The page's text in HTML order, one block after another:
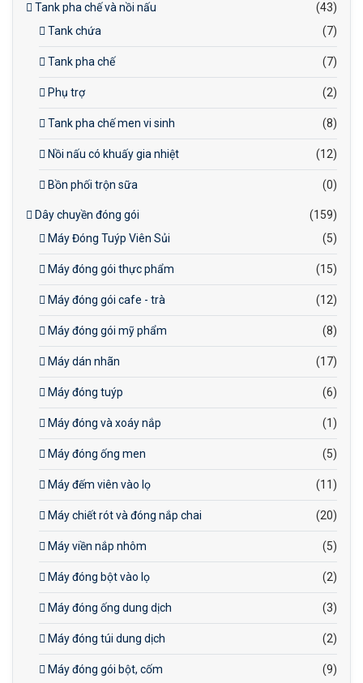
Tank pha chế và nồi nấu
(43)
Tank chứa
(7)
Tank pha chế (7)
Phụ trợ (2)
Tank pha chế men vi sinh (8)
Nồi nấu có khuấy gia nhiệt (12)
Bồn phối trộn sữa (0)
Dây chuyền đóng gói
(159)
Máy Đóng Tuýp Viên Sủi
(5)
Máy đóng gói thực phẩm (15)
Máy đóng gói cafe - trà (12)
Máy đóng gói mỹ phẩm (8)
Máy dán nhãn (17)
Máy đóng tuýp (6)
Máy đóng và xoáy nắp (1)
Máy đóng ống men (5)
Máy đếm viên vào lọ (11)
Máy chiết rót và đóng nắp chai (20)
Máy viền nắp nhôm (5)
Máy đóng bột vào lọ (2)
Máy đóng ống dung dịch (3)
Máy đóng túi dung dịch (2)
Máy đóng gói bột, cốm (9)